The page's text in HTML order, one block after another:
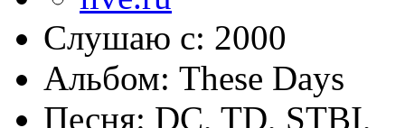
Слушаю с: 2000
Альбом: These Days
Песня: DC, TD, STBI,